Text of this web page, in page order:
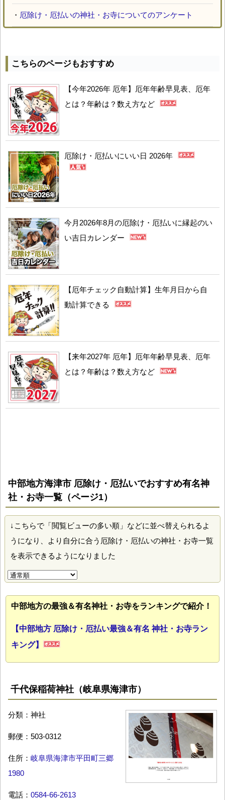
・ 厄除け・厄払いの神社・お寺についてのアンケート
こちらのページもおすすめ
【今年2026年 厄年】厄年年齢早見表、厄年
とは？年齢は？数え方など
厄除け・厄払いにいい日 2026年
今月2026年8月の厄除け・厄払いに縁起のい
い吉日カレンダー
【厄年チェック自動計算】生年月日から自
動計算できる
【来年2027年 厄年】厄年年齢早見表、厄年
とは？年齢は？数え方など
中部地方海津市 厄除け・厄払いでおすすめ有名神
社・お寺一覧（ページ1）
↓こちらで「閲覧ビューの多い順」などに並べ替えられるよ
うになり、より自分に合う厄除け・厄払いの神社・お寺一覧
を表示できるようになりました
中部地方の最強＆有名神社・お寺をランキングで紹介！
【中部地方 厄除け・厄払い最強＆有名 神社・お寺ラン
キング】
千代保稲荷神社（岐阜県海津市）
分類：神社
郵便：503-0312
住所： 岐阜県海津市平田町三郷
1980
電話： 0584-66-2613